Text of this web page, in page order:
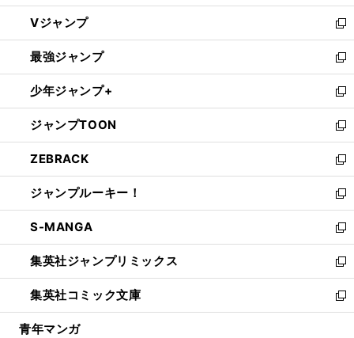
ウ
ィ
ン
ド
ウ
で
開
く
し
い
ウ
ィ
ン
ド
ウ
で
開
く
Vジャンプ
新
し
い
ウ
ィ
ン
ド
ウ
で
開
く
最強ジャンプ
新
し
い
ウ
ィ
ン
ド
ウ
で
開
く
少年ジャンプ+
新
し
い
ウ
ィ
ン
ド
ウ
で
開
く
ジャンプTOON
新
し
い
ウ
ィ
ン
ド
ウ
で
開
く
ZEBRACK
新
し
い
ウ
ィ
ン
ド
ウ
で
開
ジャンプルーキー！
新
し
い
ウ
ィ
ン
ド
ウ
S-MANGA
新
し
い
ウ
ィ
ン
集英社ジャンプリミックス
新
し
い
ウ
集英社コミック文庫
新
し
青年マンガ